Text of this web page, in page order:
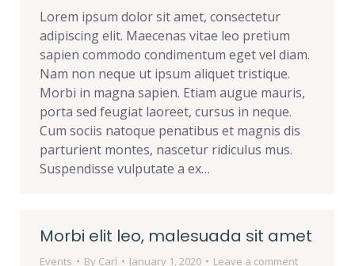
Lorem ipsum dolor sit amet, consectetur
adipiscing elit. Maecenas vitae leo pretium
sapien commodo condimentum eget vel diam.
Nam non neque ut ipsum aliquet tristique.
Morbi in magna sapien. Etiam augue mauris,
porta sed feugiat laoreet, cursus in neque.
Cum sociis natoque penatibus et magnis dis
parturient montes, nascetur ridiculus mus.
Suspendisse vulputate a ex…
Morbi elit leo, malesuada sit amet
Events By Carl January 1, 2020 Leave a comment